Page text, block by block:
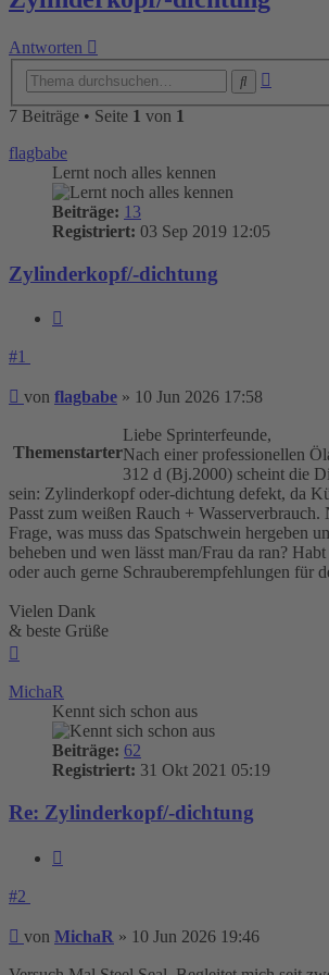
Antworten
7 Beiträge • Seite 1 von 1
flagbabe
Lernt noch alles kennen
Beiträge: 13
Registriert: 03 Sep 2019 12:05
Zylinderkopf/-dichtung
#1
Beitrag
von flagbabe » 10 Jun 2026 17:58
Themenstarter
Liebe Sprinterfeunde,
Nach einer professionellen
312 d (Bj.2000) scheint die
sein: Zylinderkopf oder-dichtung defekt, da
Passt zum weißen Rauch + Wasserverbrauch.
Frage, was muss das Spatschwein hergeben
beheben und wen lässt man/Frau da ran?
oder auch gerne Schrauberempfehlungen für
Vielen Dank
& beste Grüße
MichaR
Kennt sich schon aus
Beiträge: 62
Registriert: 31 Okt 2021 05:19
Re: Zylinderkopf/-dichtung
#2
Beitrag
von MichaR » 10 Jun 2026 19:46